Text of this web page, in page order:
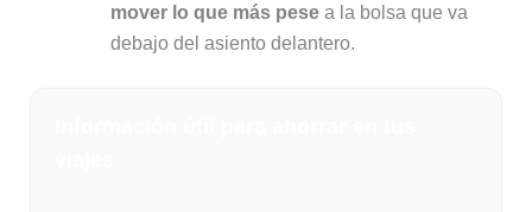
mover lo que más pesea la bolsa que va
debajo del asiento delantero.